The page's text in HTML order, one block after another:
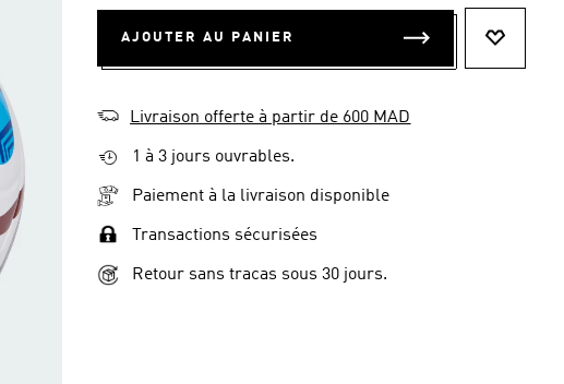
AJOUTER AU PANIER
Livraison offerte à partir de 600 MAD
1 à 3 jours ouvrables.
Paiement à la livraison disponible
Transactions sécurisées
Retour sans tracas sous 30 jours.